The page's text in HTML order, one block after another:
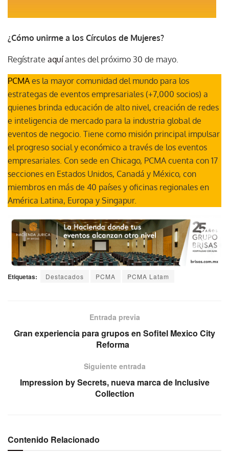
¿Cómo unirme a los Círculos de Mujeres?
Regístrate aquíantes del próximo 30 de mayo.
PCMA es la mayor comunidad del mundo para los
estrategas de eventos empresariales (+7,000 socios) a
quienes brinda educación de alto nivel, creación de redes
e inteligencia de mercado para la industria global de
eventos de negocio. Tiene como misión principal impulsar
el progreso social y económico a través de los eventos
empresariales. Con sede en Chicago, PCMA cuenta con 17
secciones en Estados Unidos, Canadá y México, con
miembros en más de 40 países y oficinas regionales en
América Latina, Europa y Singapur.
Etiquetas: Destacados PCMA PCMA Latam
Entrada previa
Gran experiencia para grupos en Sofitel Mexico City
Reforma
Siguiente entrada
Impression by Secrets, nueva marca de Inclusive
Collection
Contenido Relacionado